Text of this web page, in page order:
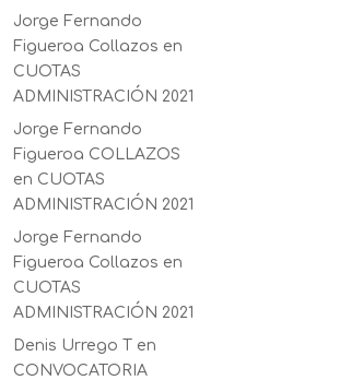
Jorge Fernando
Figueroa Collazos en
CUOTAS
ADMINISTRACIÓN 2021
Jorge Fernando
Figueroa COLLAZOS
en CUOTAS
ADMINISTRACIÓN 2021
Jorge Fernando
Figueroa Collazos en
CUOTAS
ADMINISTRACIÓN 2021
Denis Urrego T
en
CONVOCATORIA